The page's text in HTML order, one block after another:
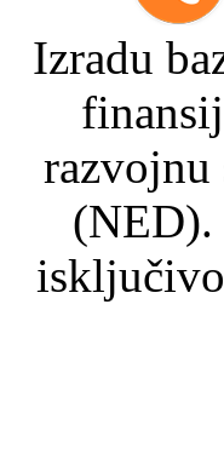
Izradu
razvojnu
(NED).